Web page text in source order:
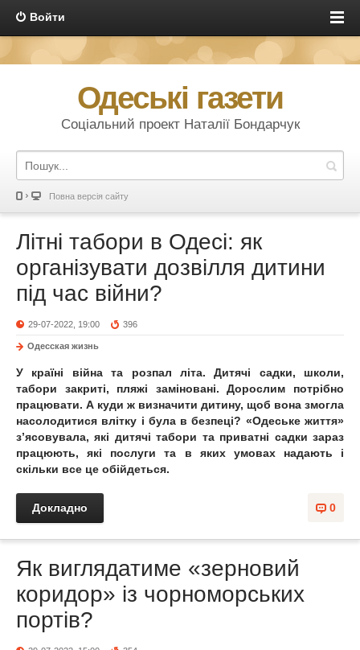
Войти
Одеські газети
Соціальний проект Наталії Бондарчук
Повна версія сайту
Літні табори в Одесі: як
організувати дозвілля дитини
під час війни?
29-07-2022, 19:00 396
Одесская жизнь
У країні війна та розпал літа. Дитячі садки, школи,
табори закриті, пляжі заміновані. Дорослим потрібно
працювати. А куди ж визначити дитину, щоб вона змогла
насолодитися влітку і була в безпеці? «Одеське життя»
з’ясовувала, які дитячі табори та приватні садки зараз
працюють, які послуги та в яких умовах надають і
скільки все це обійдеться.
0
Докладно
Як виглядатиме «зерновий
коридор» із чорноморських
портів?